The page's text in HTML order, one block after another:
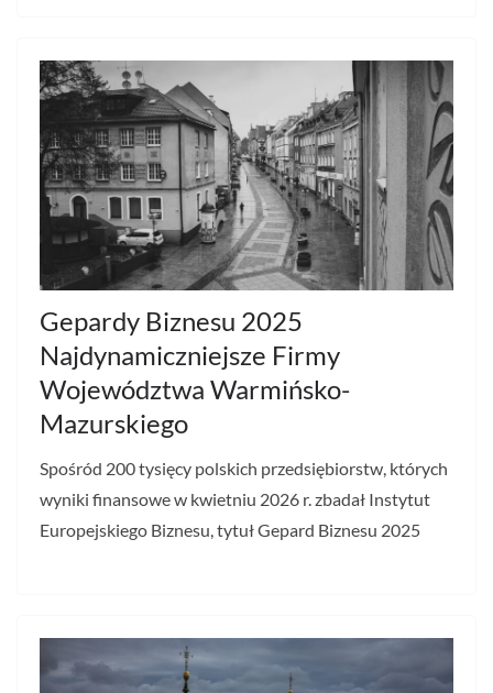
Gepardy Biznesu 2025
Najdynamiczniejsze Firmy
Województwa Warmińsko-
Mazurskiego
Spośród 200 tysięcy polskich przedsiębiorstw, których
wyniki finansowe w kwietniu 2026 r. zbadał Instytut
Europejskiego Biznesu, tytuł Gepard Biznesu 2025